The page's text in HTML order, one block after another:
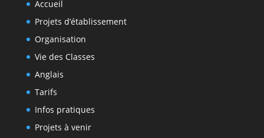
Accueil
Projets d’établissement
Organisation
Vie des Classes
Anglais
Tarifs
Infos pratiques
Projets à venir